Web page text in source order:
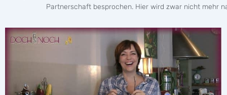
Partnerschaft besprochen. Hier wird zwar nicht mehr